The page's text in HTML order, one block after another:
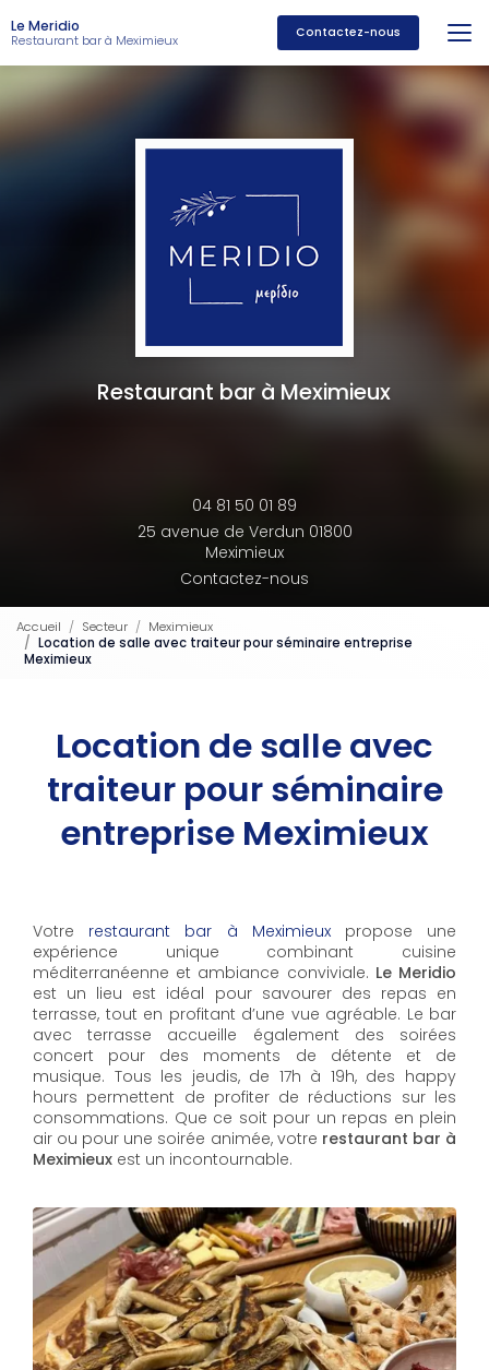
au
contenu
principal
Le Meridio
Restaurant bar à Meximieux Contactez-nous
Restaurant bar à Meximieux
04 81 50 01 89
25 avenue de Verdun 01800
Meximieux
Contactez-nous
Accueil Secteur
Meximieux
Location de salle avec traiteur pour séminaire entreprise
Meximieux
Location de salle avec
traiteur pour séminaire
entreprise Meximieux
Votre restaurant bar à Meximieuxpropose une
expérience unique combinant cuisine
méditerranéenne et ambiance conviviale. Le Meridio
est un lieu est idéal pour savourer des repas en
terrasse, tout en profitant d’une vue agréable. Le bar
avec terrasse accueille également des soirées
concert pour des moments de détente et de
musique. Tous les jeudis, de 17h à 19h, des happy
hours permettent de profiter de réductions sur les
consommations. Que ce soit pour un repas en plein
air ou pour une soirée animée, votre restaurant bar à
Meximieux est un incontournable.